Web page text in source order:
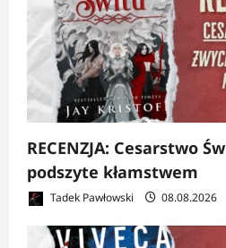
RECENZJA: Cesarstwo
podszyte kłamstwem
Tadek Pawłowski 08.08.2026